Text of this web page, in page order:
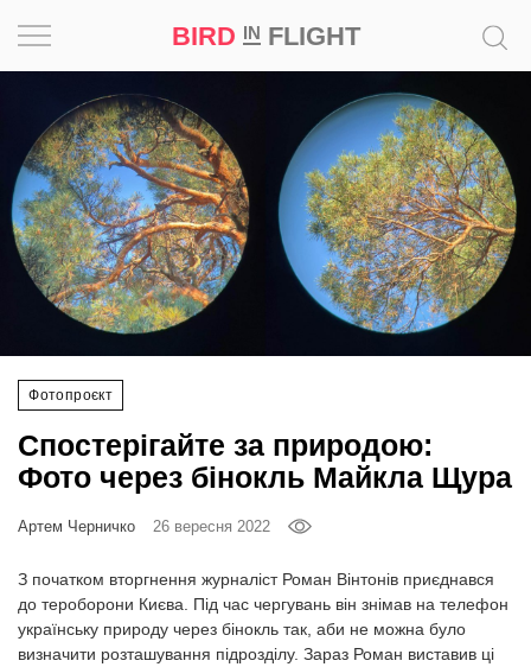
BIRD INFLIGHT
Фотопроєкт
Спостерігайте за природою:
Фото через бінокль Майкла Щура
Артем Черничко 26 вересня 2022
З початком вторгнення журналіст Роман Вінтонів приєднався
до тероборони Києва. Під час чергувань він знімав на телефон
українську природу через бінокль так, аби не можна було
визначити розташування підрозділу. Зараз Роман виставив ці